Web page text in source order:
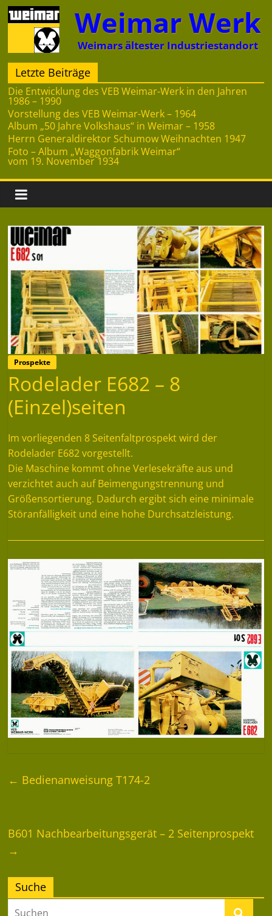
Zum
Inhalt
springen
Weimar Werk
Weimars ältester Industriestandort
Letzte Beiträge
Die Entwicklung des VEB Weimar-Werk in den Jahren
1986 – 1990
Vorstellung des VEB Weimar-Werk – 1964
Album „50 Jahre Volkshaus“ in Weimar – 1958
Herrn Generaldirektor Schumow Weihnachten 1947
Foto – Album „Waggonfabrik Weimar“
vom 19. November 1934
Prospekte
Rodelader E682 – 8
(Einzel)seiten
Im vorliegenden 8 Seitenfaltprospekt wird der
Rodelader E682 vorgestellt.
Die Maschine kommt ohne Verlesekräfte aus und
verzichtet auch auf Beimengungstrennung und
Größensortierung. Dadurch ergibt sich eine minimale
Störanfälligkeit und eine hohe Durchsatzleistung.
← Bedienanweisung T174-2
B601 Nachbearbeitungsgerät – 2 Seitenprospekt
→
Suche